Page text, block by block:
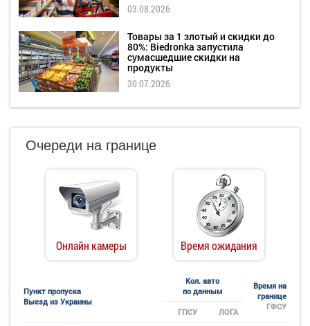
03.08.2026
Товары за 1 злотый и скидки до
80%: Biedronka запустила
сумасшедшие скидки на
продукты
30.07.2026
Очереди на границе
Онлайн камеры Время ожидания
Пункт пропуска
Выезд из Украины
Кол. авто
по данным
Время на
границе
ГФСУ
ГПСУ ЛОГА